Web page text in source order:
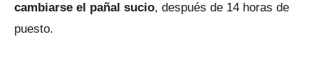
cambiarse el pañal sucio, después de 14 horas de
puesto.